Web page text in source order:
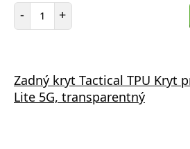
- Počet položiek
+
Zadný kryt Tactical TPU Kryt
Lite 5G, transparentný